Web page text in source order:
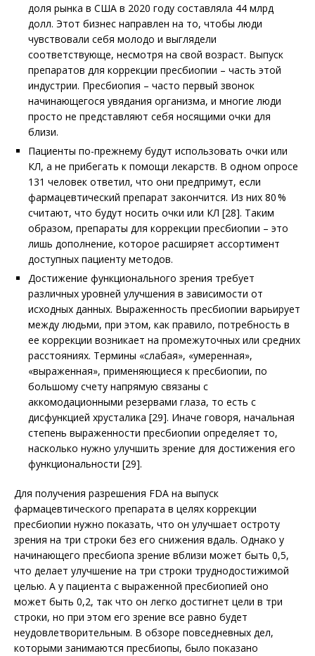
доля рынка в США в 2020 году составляла 44 млрд
долл. Этот бизнес направлен на то, чтобы люди
чувствовали себя молодо и выглядели
соответствующе, несмотря на свой возраст. Выпуск
препаратов для коррекции пресбиопии – часть этой
индустрии. Пресбиопия – часто первый звонок
начинающегося увядания организма, и многие люди
просто не представляют себя носящими очки для
близи.
Пациенты по-прежнему будут использовать очки или
КЛ, а не прибегать к помощи лекарств. В одном опросе
131 человек ответил, что они предпримут, если
фармацевтический препарат закончится. Из них 80 %
считают, что будут носить очки или КЛ [28]. Таким
образом, препараты для коррекции пресбиопии – это
лишь дополнение, которое расширяет ассортимент
доступных пациенту методов.
Достижение функционального зрения требует
различных уровней улучшения в зависимости от
исходных данных. Выраженность пресбиопии варьирует
между людьми, при этом, как правило, потребность в
ее коррекции возникает на промежуточных или средних
расстояниях. Термины «слабая», «умеренная»,
«выраженная», применяющиеся к пресбиопии, по
большому счету напрямую связаны с
аккомодационными резервами глаза, то есть с
дисфункцией хрусталика [29]. Иначе говоря, начальная
степень выраженности пресбиопии определяет то,
насколько нужно улучшить зрение для достижения его
функциональности [29].
Для получения разрешения FDA на выпуск
фармацевтического препарата в целях коррекции
пресбиопии нужно показать, что он улучшает остроту
зрения на три строки без его снижения вдаль. Однако у
начинающего пресбиопа зрение вблизи может быть 0,5,
что делает улучшение на три строки труднодостижимой
целью. А у пациента с выраженной пресбиопией оно
может быть 0,2, так что он легко достигнет цели в три
строки, но при этом его зрение все равно будет
неудовлетворительным. В обзоре повсе­дневных дел,
которыми занимаются пресбиопы, было показано